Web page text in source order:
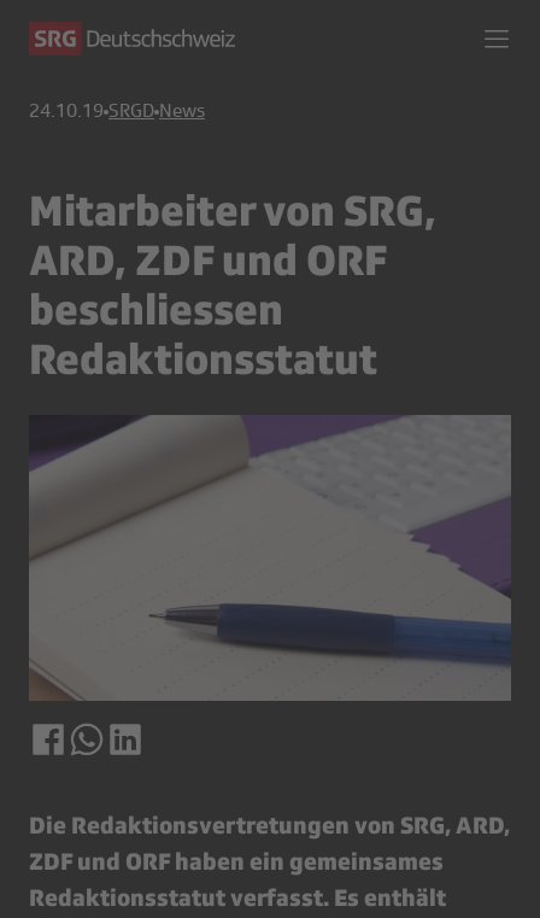
24.10.19 SRGD News
Mitarbeiter von SRG,
ARD, ZDF und ORF
beschliessen
Redaktionsstatut
Die Redaktionsvertretungen von SRG, ARD,
ZDF und ORF haben ein gemeinsames
Redaktionsstatut verfasst. Es enthält